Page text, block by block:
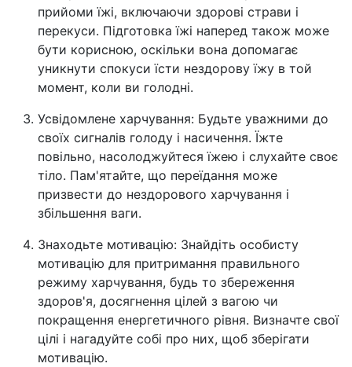
прийоми їжі, включаючи здорові страви і
перекуси. Підготовка їжі наперед також може
бути корисною, оскільки вона допомагає
уникнути спокуси їсти нездорову їжу в той
момент, коли ви голодні.
Усвідомлене харчування: Будьте уважними до
своїх сигналів голоду і насичення. Їжте
повільно, насолоджуйтеся їжею і слухайте своє
тіло. Пам'ятайте, що переїдання може
призвести до нездорового харчування і
збільшення ваги.
Знаходьте мотивацію: Знайдіть особисту
мотивацію для притримання правильного
режиму харчування, будь то збереження
здоров'я, досягнення цілей з вагою чи
покращення енергетичного рівня. Визначте свої
цілі і нагадуйте собі про них, щоб зберігати
мотивацію.